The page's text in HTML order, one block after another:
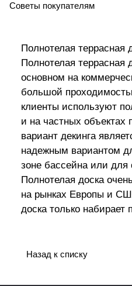
Советы покупателям
Полнотелая террасная
Полнотелая террасная
основном на
большой
клиенты используют
и на частных объектах
вариант декинга
надежным вариантом
зоне бассейна или для
Полнотелая доска
на рынках Европы и
доска только набирает
Назад к списку